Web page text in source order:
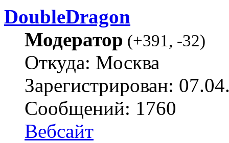
DoubleDragon
Модератор (+391, -32)
Откуда: Москва
Зарегистрирован:
Сообщений: 1760
Вебсайт